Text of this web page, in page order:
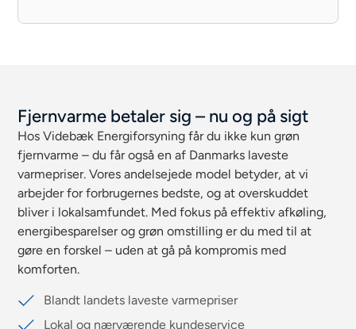
Fjernvarme betaler sig – nu og på sigt
Hos Videbæk Energiforsyning får du ikke kun grøn
fjernvarme – du får også en af Danmarks laveste
varmepriser. Vores andelsejede model betyder, at vi
arbejder for forbrugernes bedste, og at overskuddet
bliver i lokalsamfundet. Med fokus på effektiv afkøling,
energibesparelser og grøn omstilling er du med til at
gøre en forskel – uden at gå på kompromis med
komforten.
Blandt landets laveste varmepriser
Lokal og nærværende kundeservice